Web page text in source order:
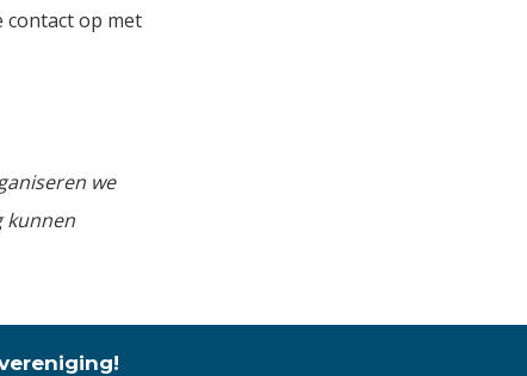
contact op met
we
kunnen